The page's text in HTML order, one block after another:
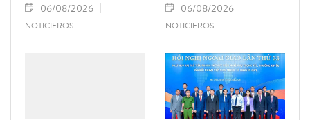
06/08/2026
NOTICIEROS
06/08/2026
NOTICIEROS